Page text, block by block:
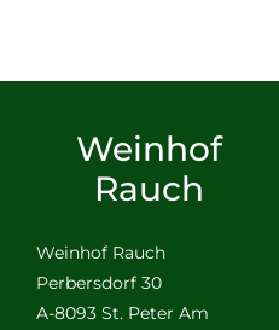
Weinhof
Rauch
Weinhof Rauch
Perbersdorf 30
A-8093 St. Peter Am